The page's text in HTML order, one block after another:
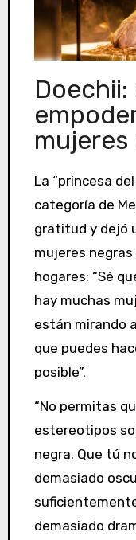
Doechii:
mujeres
La “princesa del pantano” quien ganó en la
categoría de
gratitud y dejó
mujeres
hogares: “Sé
hay muchas
están mirando
que puedes
posible”.
“No permitas
estereotipos
negra. Que tú
demasiado
demasiado